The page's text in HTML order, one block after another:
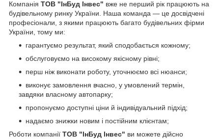
Компанія ТОВ "ІнБуд Інвес" вже не перший рік працюють на
будівельному ринку України. Наша команда — це досвідчені
професіонали, з якими працюють багато будівельних фірми
України, тому ми:
гарантуємо результат, який сподобається кожному;
обслуговуємо на високому якісному рівні;
перш ніж виконати роботу, уточнюємо всі нюанси;
виконує замовлення вчасно, у умовлений термін,
завдяки власному автопарку;
пропонуємо доступні ціни й індивідуальний підхід;
надаємо знижки новим і постійним клієнтам;
Роботи компанії ТОВ "ІнБуд Інвес" ви можете дійсно